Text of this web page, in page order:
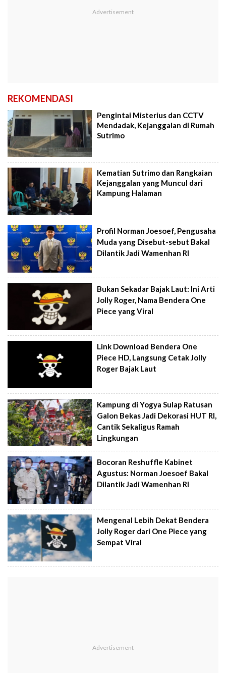
REKOMENDASI
Pengintai Misterius dan CCTV
Mendadak, Kejanggalan di Rumah
Sutrimo
Kematian Sutrimo dan Rangkaian
Kejanggalan yang Muncul dari
Kampung Halaman
Profil Norman Joesoef, Pengusaha
Muda yang Disebut-sebut Bakal
Dilantik Jadi Wamenhan RI
Bukan Sekadar Bajak Laut: Ini Arti
Jolly Roger, Nama Bendera One
Piece yang Viral
Link Download Bendera One
Piece HD, Langsung Cetak Jolly
Roger Bajak Laut
Kampung di Yogya Sulap Ratusan
Galon Bekas Jadi Dekorasi HUT RI,
Cantik Sekaligus Ramah
Lingkungan
Bocoran Reshuffle Kabinet
Agustus: Norman Joesoef Bakal
Dilantik Jadi Wamenhan RI
Mengenal Lebih Dekat Bendera
Jolly Roger dari One Piece yang
Sempat Viral